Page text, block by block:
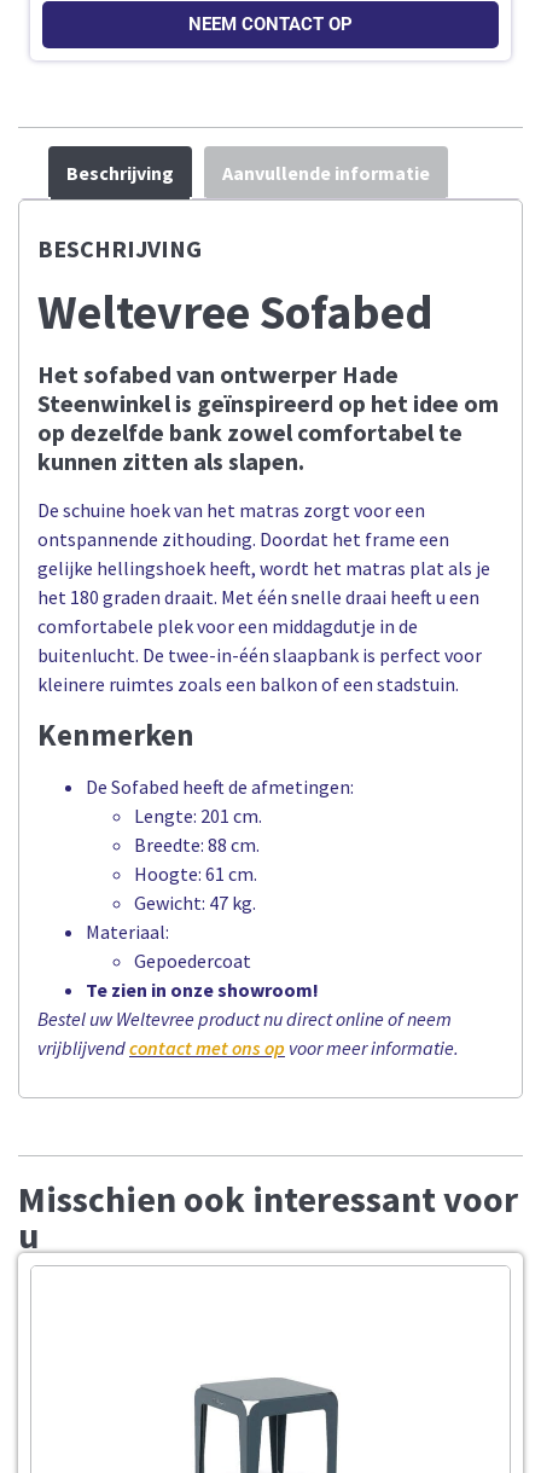
NEEM CONTACT OP
Beschrijving Aanvullende informatie
BESCHRIJVING
Weltevree Sofabed
Het sofabed van ontwerper Hade
Steenwinkel is geïnspireerd op het idee om
op dezelfde bank zowel comfortabel te
kunnen zitten als slapen.
De schuine hoek van het matras zorgt voor een
ontspannende zithouding. Doordat het frame een
gelijke hellingshoek heeft, wordt het matras plat als je
het 180 graden draait. Met één snelle draai heeft u een
comfortabele plek voor een middagdutje in de
buitenlucht. De twee-in-één slaapbank is perfect voor
kleinere ruimtes zoals een balkon of een stadstuin.
Kenmerken
De Sofabed heeft de afmetingen:
Lengte: 201 cm.
Breedte: 88 cm.
Hoogte: 61 cm.
Gewicht: 47 kg.
Materiaal:
Gepoedercoat
Te zien in onze showroom!
Bestel uw Weltevree product nu direct online of neem
vrijblijvendcontact met ons op voor meer informatie.
Misschien ook interessant voor
u